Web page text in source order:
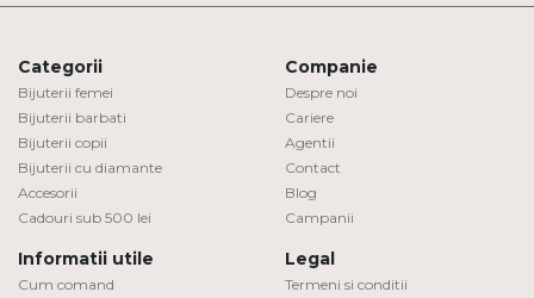
Categorii
Bijuterii femei
Bijuterii barbati
Bijuterii copii
Bijuterii cu diamante
Accesorii
Cadouri sub 500 lei
Companie
Despre noi
Cariere
Agentii
Contact
Blog
Campanii
Informatii utile
Cum comand
Legal
Termeni si conditii